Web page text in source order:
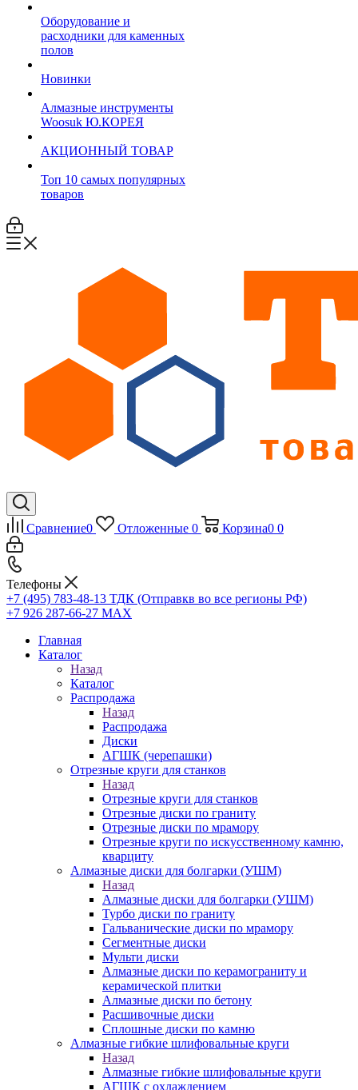
Оборудование и
расходники для каменных
полов
Новинки
Алмазные инструменты
Woosuk Ю.КОРЕЯ
АКЦИОННЫЙ ТОВАР
Топ 10 самых популярных
товаров
Сравнение0 Отложенные 0 Корзина0 0
Телефоны
+7 (495) 783-48-13 ТДК (Отправкв во все регионы РФ)
+7 926 287-66-27 МАХ
Главная
Каталог
Назад
Каталог
Распродажа
Назад
Распродажа
Диски
АГШК (черепашки)
Отрезные круги для станков
Назад
Отрезные круги для станков
Отрезные диски по граниту
Отрезные диски по мрамору
Отрезные круги по искусственному камню,
кварциту
Алмазные диски для болгарки (УШМ)
Назад
Алмазные диски для болгарки (УШМ)
Турбо диски по граниту
Гальванические диски по мрамору
Сегментные диски
Мульти диски
Алмазные диски по керамограниту и
керамической плитки
Алмазные диски по бетону
Расшивочные диски
Сплошные диски по камню
Алмазные гибкие шлифовальные круги
Назад
Алмазные гибкие шлифовальные круги
АГШК с охлаждением